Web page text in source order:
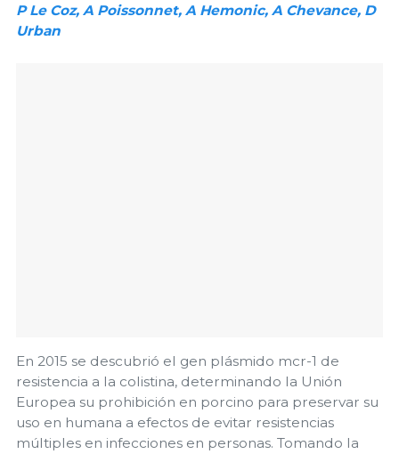
P Le Coz, A Poissonnet, A Hemonic, A Chevance, D
Urban
En 2015 se descubrió el gen plásmido mcr-1 de
resistencia a la colistina, determinando la Unión
Europea su prohibición en porcino para preservar su
uso en humana a efectos de evitar resistencias
múltiples en infecciones en personas. Tomando la